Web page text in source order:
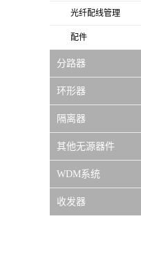
光纤配线管理
配件
分路器
环形器
隔离器
其他无源器件
WDM系统
收发器